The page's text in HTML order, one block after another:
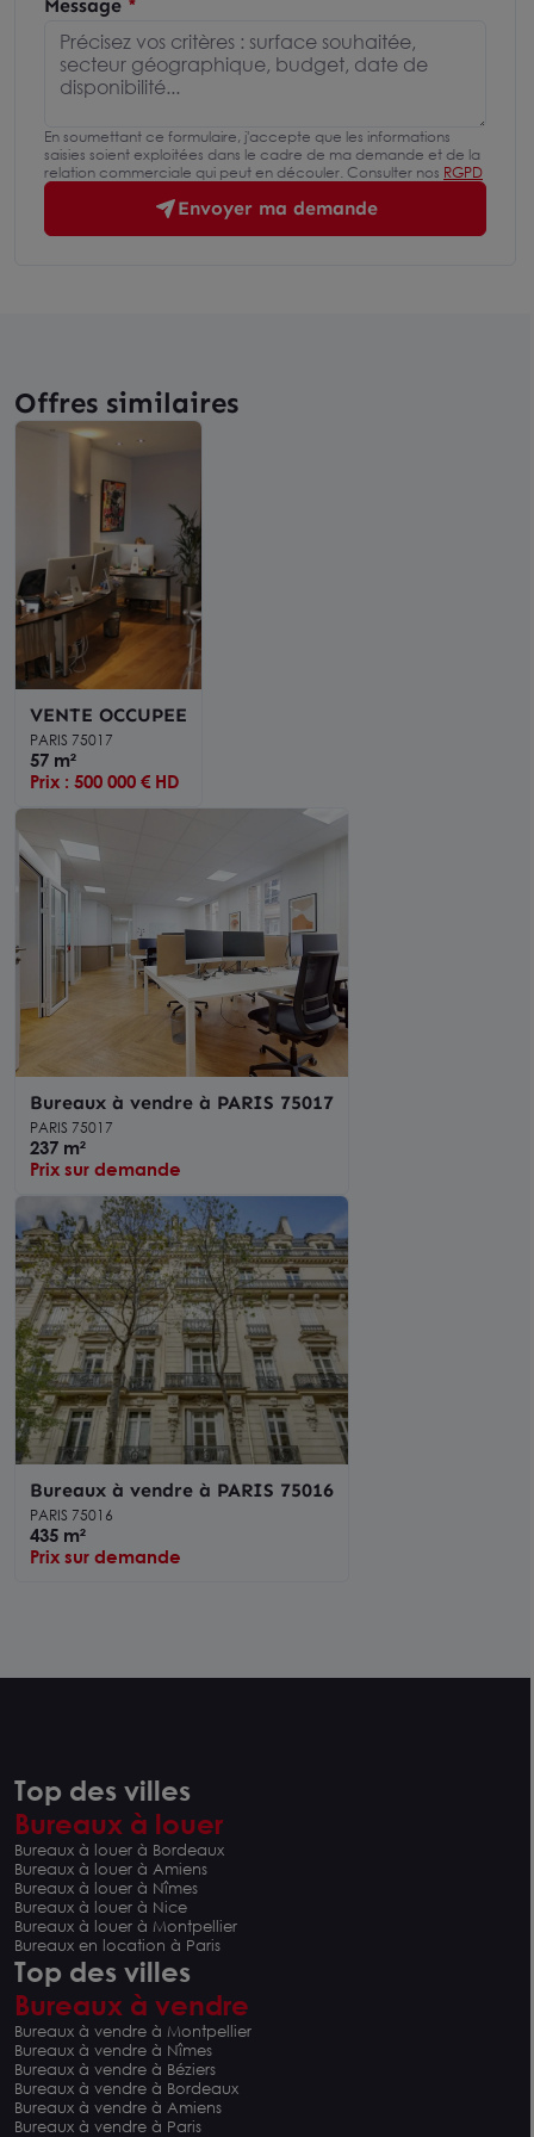
Message
En soumettant ce formulaire, j'accepte que les informations
saisies soient exploitées dans le cadre de ma demande et de la
relation commerciale qui peut en découler. Consulter nos RGPD
Envoyer ma demande
Offres similaires
VENTE OCCUPEE
PARIS 75017
57 m²
Prix : 500 000 € HD
Bureaux à vendre à PARIS 75017
PARIS 75017
237 m²
Prix sur demande
Bureaux à vendre à PARIS 75016
PARIS 75016
435 m²
Prix sur demande
Top des villes
Bureaux à louer
Bureaux à louer à Bordeaux
Bureaux à louer à Amiens
Bureaux à louer à Nîmes
Bureaux à louer à Nice
Bureaux à louer à Montpellier
Bureaux en location à Paris
Top des villes
Bureaux à vendre
Bureaux à vendre à Montpellier
Bureaux à vendre à Nîmes
Bureaux à vendre à Béziers
Bureaux à vendre à Bordeaux
Bureaux à vendre à Amiens
Bureaux à vendre à Paris